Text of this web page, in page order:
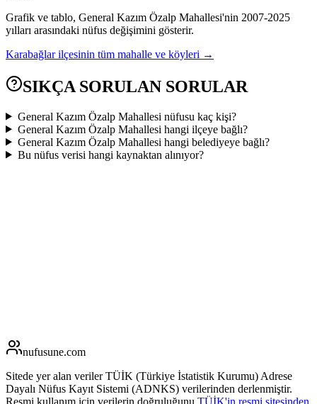
Grafik ve tablo, General Kazım Özalp Mahallesi'nin 2007-2025
yılları arasındaki nüfus değişimini gösterir.
Karabağlar ilçesinin tüm mahalle ve köyleri →
SIKÇA SORULAN SORULAR
General Kazım Özalp Mahallesi nüfusu kaç kişi?
General Kazım Özalp Mahallesi hangi ilçeye bağlı?
General Kazım Özalp Mahallesi hangi belediyeye bağlı?
Bu nüfus verisi hangi kaynaktan alınıyor?
nufusune.com
Sitede yer alan veriler TÜİK (Türkiye İstatistik Kurumu) Adrese
Dayalı Nüfus Kayıt Sistemi (ADNKS) verilerinden derlenmiştir.
Resmi kullanım için verilerin doğruluğunu TÜİK'in resmi sitesinden